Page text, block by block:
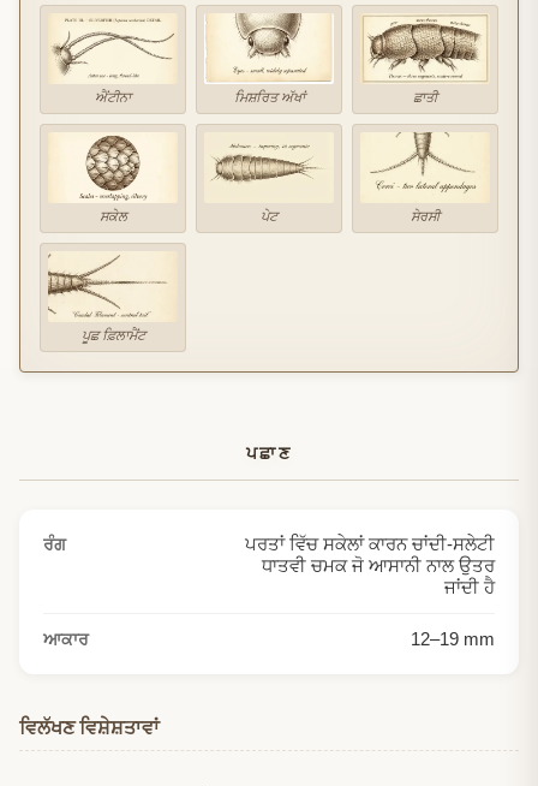
ਐਂਟੀਨਾ ਮਿਸ਼ਰਿਤ ਅੱਖਾਂ ਛਾਤੀ
ਸਕੇਲ ਪੇਟ ਸੇਰਸੀ
ਪੂਛ ਫ਼ਿਲਾਮੈਂਟ
ਪਛਾਣ
ਰੰਗ
ਪਰਤਾਂ ਵਿੱਚ ਸਕੇਲਾਂ ਕਾਰਨ ਚਾਂਦੀ-ਸਲੇਟੀ
ਧਾਤਵੀ ਚਮਕ ਜੋ ਆਸਾਨੀ ਨਾਲ ਉਤਰ
ਜਾਂਦੀ ਹੈ
ਆਕਾਰ 12–19 mm
ਵਿਲੱਖਣ ਵਿਸ਼ੇਸ਼ਤਾਵਾਂ